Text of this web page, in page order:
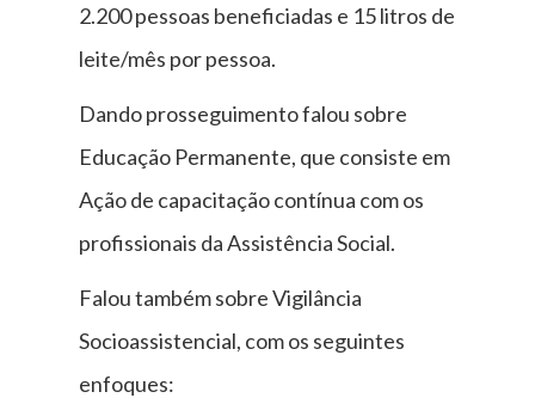
2.200 pessoas beneficiadas e 15 litros de
leite/mês por pessoa.
Dando prosseguimento falou sobre
Educação Permanente, que consiste em
Ação de capacitação contínua com os
profissionais da Assistência Social.
Falou também sobre Vigilância
Socioassistencial, com os seguintes
enfoques: